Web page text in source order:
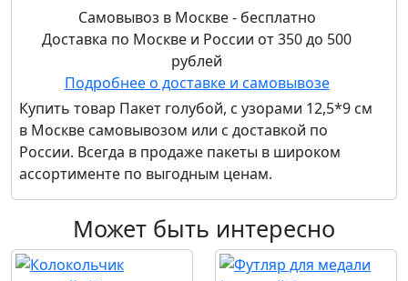
Самовывоз в Москве - бесплатно
Доставка по Москве и России от 350 до 500
рублей
Подробнее о доставке и самовывозе
Купить товар Пакет голубой, с узорами 12,5*9 см
в Москве самовывозом или с доставкой по
России. Всегда в продаже пакеты в широком
ассортименте по выгодным ценам.
Может быть интересно